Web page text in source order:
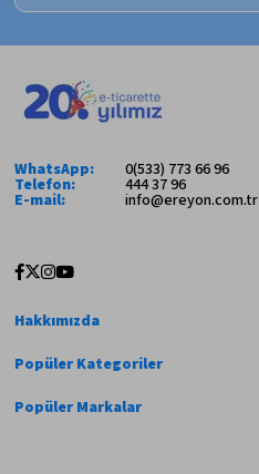
WhatsApp: 0(533) 773 66 96
Telefon: 444 37 96
E-mail: info@ereyon.com.tr
Hakkımızda
Popüler Kategoriler
Popüler Markalar